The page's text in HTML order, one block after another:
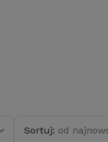
Sortuj: od